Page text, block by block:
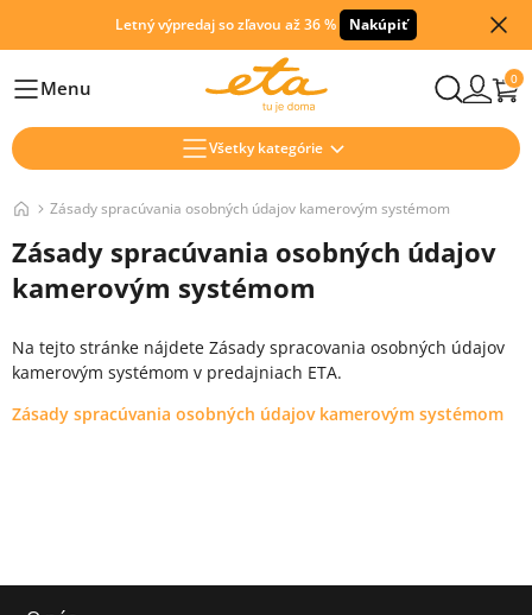
Letný výpredaj so zľavou až 36 % Nakúpiť
HlavníMenu 0
Všetky kategórie
Zásady spracúvania osobných údajov kamerovým systémom
Zásady spracúvania osobných údajov
kamerovým systémom
Na tejto stránke nájdete Zásady spracovania osobných údajov
kamerovým systémom v predajniach ETA.
Zásady spracúvania osobných údajov kamerovým systémom